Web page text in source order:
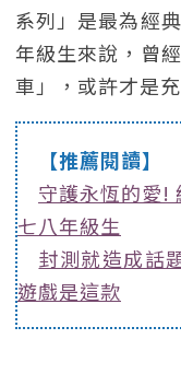
系列」是最為經
年級生來說，曾
車」，或許才是
【推薦閱讀】
守護永恆的愛!
七八年級生
封測就造成話
遊戲是這款